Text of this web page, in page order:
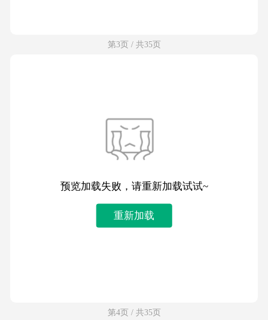
第3页 / 共35页
预览加载失败，请重新加载试试~
重新加载
第4页 / 共35页